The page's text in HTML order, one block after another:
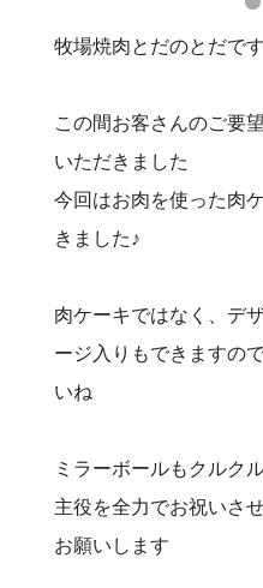
牧場焼肉とだのとだです
この間お客さんのご要
いただきました
今回はお肉を使った肉
きました♪
肉ケーキではなく、デ
ージ入りもできますの
いね
ミラーボールもクルク
主役を全力でお祝いさ
お願いします